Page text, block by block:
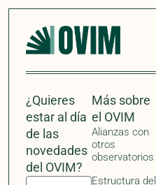
electrónico, da
consentimiento
para recibir
comunicaciones
actualizaciones,
invitaciones a
eventos por
parte del
Observatorio de
Violencias
Institucionales
Machistas
(OVIM). Si no
Recursos
descargables